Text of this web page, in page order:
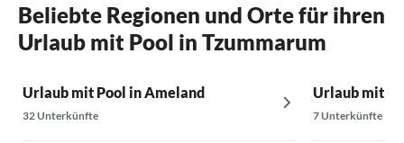
Beliebte Regionen und Orte für ihren
Urlaub mit Pool in Tzummarum
Urlaub mit Pool in Ameland
32 Unterkünfte
Urlaub mit
7 Unterkünfte